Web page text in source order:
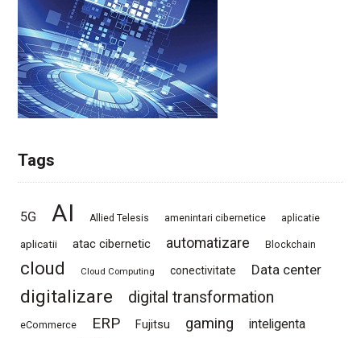
Tags
5G AI Allied Telesis amenintari cibernetice aplicatie
aplicatii atac cibernetic automatizare Blockchain
cloud Cloud Computing conectivitate Data center
digitalizare digital transformation
eCommerce ERP Fujitsu gaming
inteligenta